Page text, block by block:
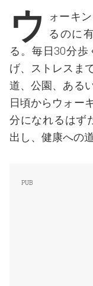
ウ
ォーキ
るのに
る。毎日30分
げ、ストレスま
道、公園、ある
日頃からウォー
分になれるはず
出し、健康への